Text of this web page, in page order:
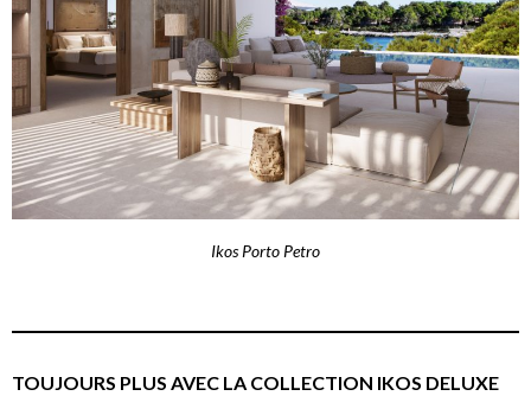
Ikos Porto Petro
TOUJOURS PLUS AVEC LA COLLECTION IKOS DELUXE